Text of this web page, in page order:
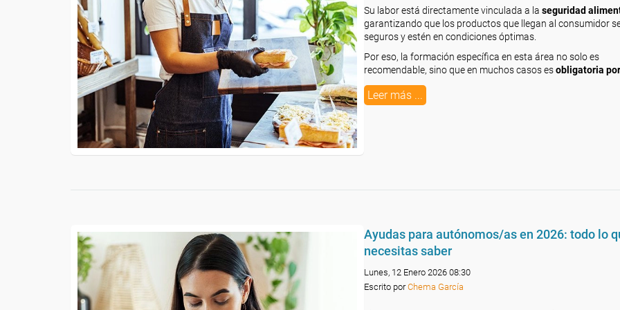
Su labor está directamente vinculada a la seguridad
garantizando que los productos que llegan al consumidor
seguros y estén en condiciones óptimas.
Por eso, la formación específica en esta área no solo es
recomendable, sino que en muchos casos esobligatoria
Leer más ...
Ayudas para autónomos/as en 2026: todo lo
necesitas saber
Lunes, 12 Enero 2026 08:30
Escrito porChema García